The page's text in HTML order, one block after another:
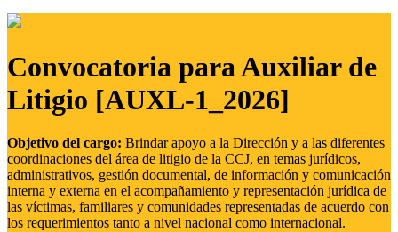
Convocatoria para Auxiliar de
Litigio [AUXL-1_2026]
Objetivo del cargo: Brindar apoyo a la Dirección y a las diferentes
coordinaciones del área de litigio de la CCJ, en temas jurídicos,
administrativos, gestión documental, de información y comunicación
interna y externa en el acompañamiento y representación jurídica de
las víctimas, familiares y comunidades representadas de acuerdo con
los requerimientos tanto a nivel nacional como internacional.